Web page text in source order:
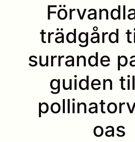
trädgård
surrande
guiden
oas